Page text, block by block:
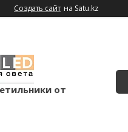
Создать сайт на Satu.kz
от